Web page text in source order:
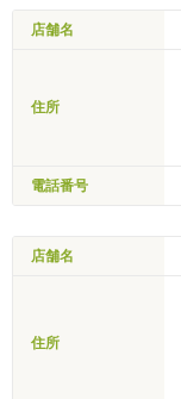
店舗名
住所
電話番号
店舗名
住所